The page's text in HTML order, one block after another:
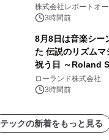
ー需要が成長を牽
株式会社レポートオ
3時間前
8月8日は音楽シー
た 伝説のリズム
祝う日 ～Roland
を展示しての 記念
催 英国ラジオ「
アーティストを フ
メーションを公開
ローランド株式会社
3時間前
テックの新着をもっと見る